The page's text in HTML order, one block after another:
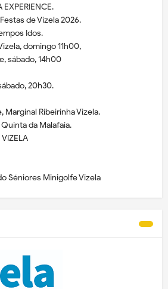
EXPERIENCE.
de Vizela 2026.
Idos.
domingo 11h00,
sábado, 14h00
20h30.
Marginal Ribeirinha Vizela.
Quinta da Malafaia.
VIZELA
Séniores Minigolfe Vizela